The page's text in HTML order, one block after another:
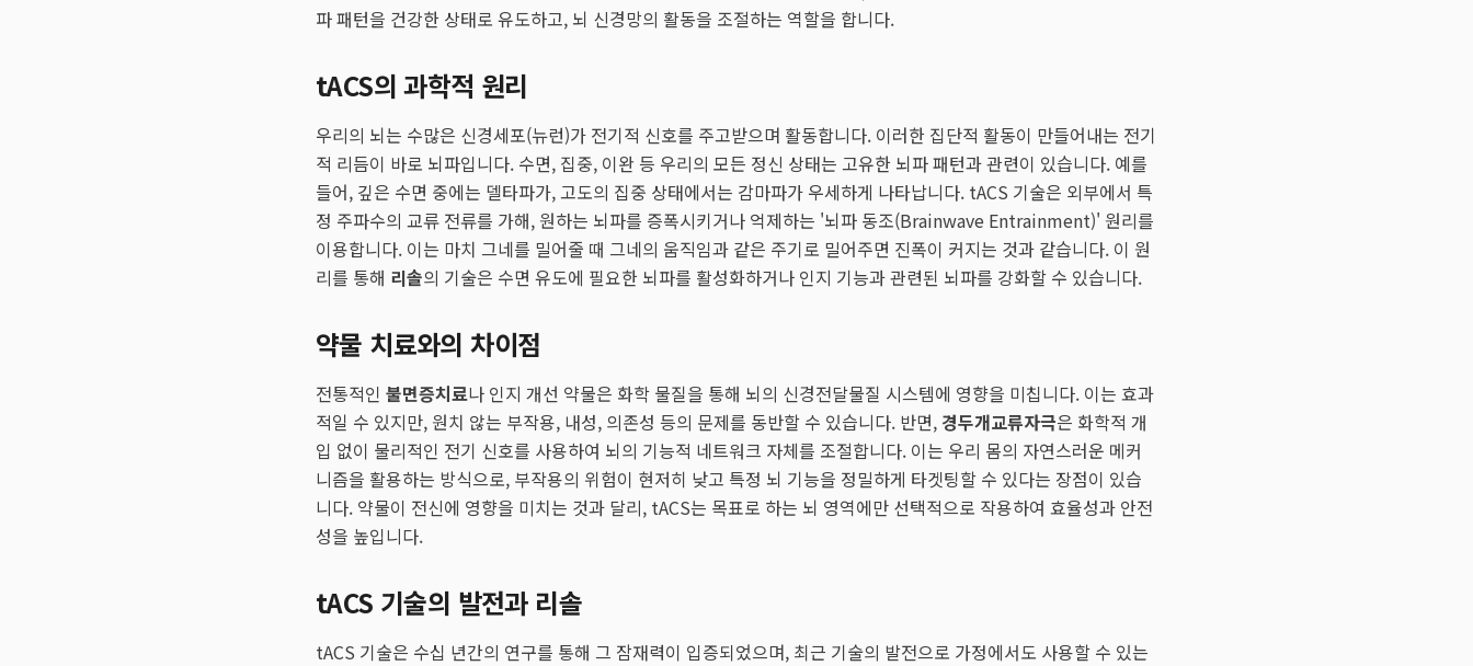
파 패턴을 건강한 상태로 유도하고, 뇌 신경망의 활동을 조절하는 역할을 합니다.
tACS의 과학적 원리
우리의 뇌는 수많은 신경세포(뉴런)가 전기적 신호를 주고받으며 활동합니다. 이러한 집단적 활동이 만들어내는 전기
적 리듬이 바로 뇌파입니다. 수면, 집중, 이완 등 우리의 모든 정신 상태는 고유한 뇌파 패턴과 관련이 있습니다. 예를
들어, 깊은 수면 중에는 델타파가, 고도의 집중 상태에서는 감마파가 우세하게 나타납니다. tACS 기술은 외부에서 특
정 주파수의 교류 전류를 가해, 원하는 뇌파를 증폭시키거나 억제하는 '뇌파 동조(Brainwave Entrainment)' 원리를
이용합니다. 이는 마치 그네를 밀어줄 때 그네의 움직임과 같은 주기로 밀어주면 진폭이 커지는 것과 같습니다. 이 원
리를 통해 리솔의 기술은 수면 유도에 필요한 뇌파를 활성화하거나 인지 기능과 관련된 뇌파를 강화할 수 있습니다.
약물 치료와의 차이점
전통적인 불면증치료나 인지 개선 약물은 화학 물질을 통해 뇌의 신경전달물질 시스템에 영향을 미칩니다. 이는 효과
적일 수 있지만, 원치 않는 부작용, 내성, 의존성 등의 문제를 동반할 수 있습니다. 반면, 경두개교류자극은 화학적 개
입 없이 물리적인 전기 신호를 사용하여 뇌의 기능적 네트워크 자체를 조절합니다. 이는 우리 몸의 자연스러운 메커
니즘을 활용하는 방식으로, 부작용의 위험이 현저히 낮고 특정 뇌 기능을 정밀하게 타겟팅할 수 있다는 장점이 있습
니다. 약물이 전신에 영향을 미치는 것과 달리, tACS는 목표로 하는 뇌 영역에만 선택적으로 작용하여 효율성과 안전
성을 높입니다.
tACS 기술의 발전과 리솔
tACS 기술은 수십 년간의 연구를 통해 그 잠재력이 입증되었으며, 최근 기술의 발전으로 가정에서도 사용할 수 있는